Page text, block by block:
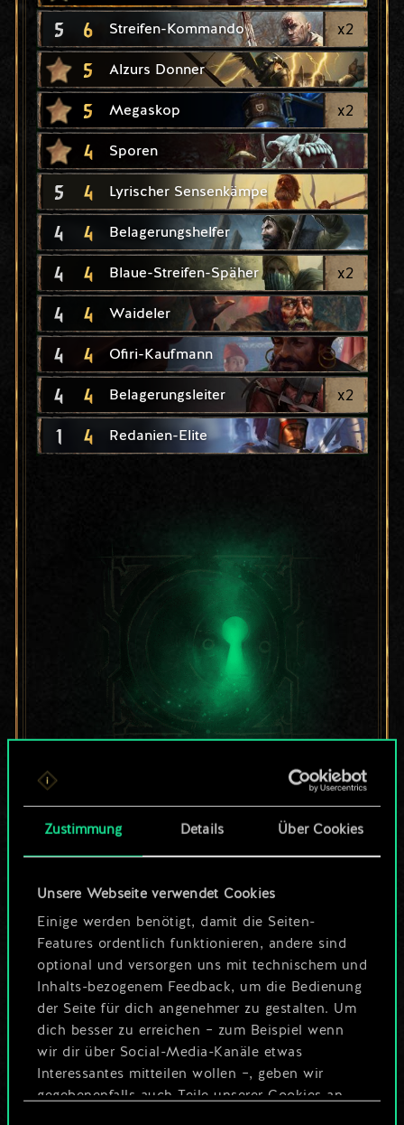
Zustimmung Details Über Cookies
Unsere Webseite verwendet Cookies
Einige werden benötigt, damit die Seiten-
Features ordentlich funktionieren, andere sind
optional und versorgen uns mit technischem und
Inhalts-bezogenem Feedback, um die Bedienung
der Seite für dich angenehmer zu gestalten. Um
dich besser zu erreichen – zum Beispiel wenn
wir dir über Social-Media-Kanäle etwas
Interessantes mitteilen wollen –, geben wir
gegebenenfalls auch Teile unserer Cookies an
5 6 Streifen-Kommando x2
5 Alzurs Donner
5 Megaskop x2
4 Sporen
5 4 Lyrischer Sensenkämpe
4 4 Belagerungshelfer
4 4 Blaue-Streifen-Späher x2
4 4 Waideler
4 4 Ofiri-Kaufmann
4 4 Belagerungsleiter x2
1 4 Redanien-Elite
Bis jetzt ist dies nur
ein geteilter Satz
Wo es doch so viel
mehr sein kann!
Deck benennen und Leitfaden
Deck bearbeiten